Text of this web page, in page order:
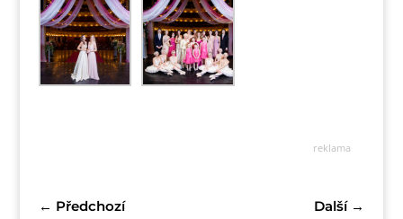
reklama
← Předchozí Další→